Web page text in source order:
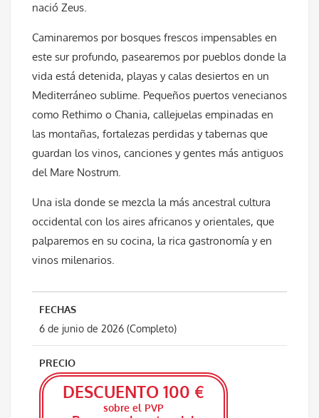
nació Zeus.
Caminaremos por bosques frescos impensables en
este sur profundo, pasearemos por pueblos donde la
vida está detenida, playas y calas desiertos en un
Mediterráneo sublime. Pequeños puertos venecianos
como Rethimo o Chania, callejuelas empinadas en
las montañas, fortalezas perdidas y tabernas que
guardan los vinos, canciones y gentes más antiguos
del Mare Nostrum.
Una isla donde se mezcla la más ancestral cultura
occidental con los aires africanos y orientales, que
palparemos en su cocina, la rica gastronomía y en
vinos milenarios.
FECHAS
6 de junio de 2026 (Completo)
PRECIO
DESCUENTO 100 €
sobre el PVP